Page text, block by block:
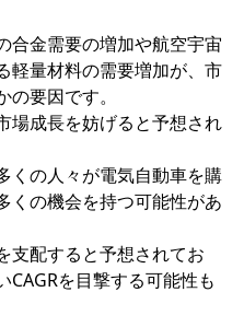
合金需要の増加や航空宇宙
軽量材料の需要増加が、市
要因です。
場成長を妨げると予想され
くの人々が電気自動車を購
くの機会を持つ可能性があ
支配すると予想されてお
CAGRを目撃する可能性も